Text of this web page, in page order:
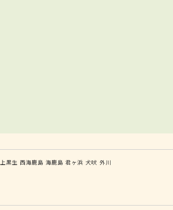
黒生 西海鹿島 海鹿島 君ヶ浜 犬吠 外川